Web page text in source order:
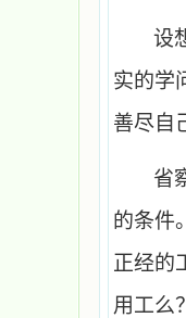
设
实的学
善尽自
省
的条件
正经的
用工么